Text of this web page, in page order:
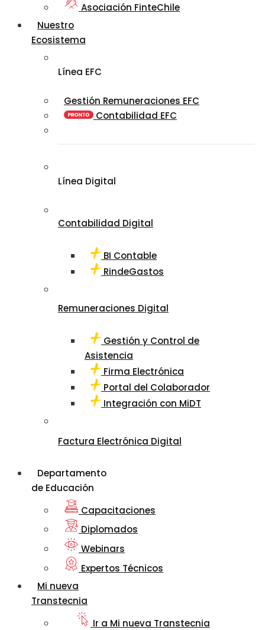
Asociación FinteChile
Nuestro
Ecosistema
Línea EFC
Gestión Remuneraciones EFC
Contabilidad EFC
Línea Digital
Contabilidad Digital
BI Contable
RindeGastos
Remuneraciones Digital
Gestión y Control de
Asistencia
Firma Electrónica
Portal del Colaborador
Integración con MiDT
Factura Electrónica Digital
Departamento
de Educación
Capacitaciones
Diplomados
Webinars
Expertos Técnicos
Mi nueva
Transtecnia
Ir a Mi nueva Transtecnia